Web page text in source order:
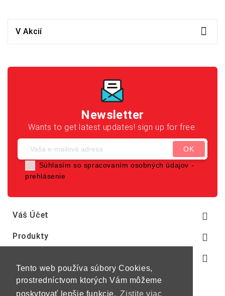
Tento web používa súbory Cookies,
prostredníctvom ktorých Vám môžeme
poskytovať lepšie funkcie. Zistite viac
V Akcií 
Newsletter
Wants to get latest updates! sign up for free.
Súhlasím so spracovaním osobných údajov -
prehlásenie
Váš Účet 
Produkty 
